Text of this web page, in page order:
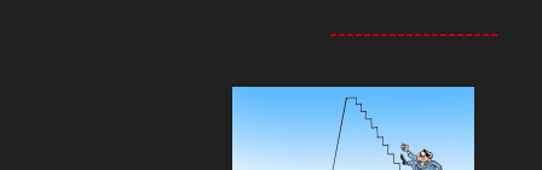
--------------------